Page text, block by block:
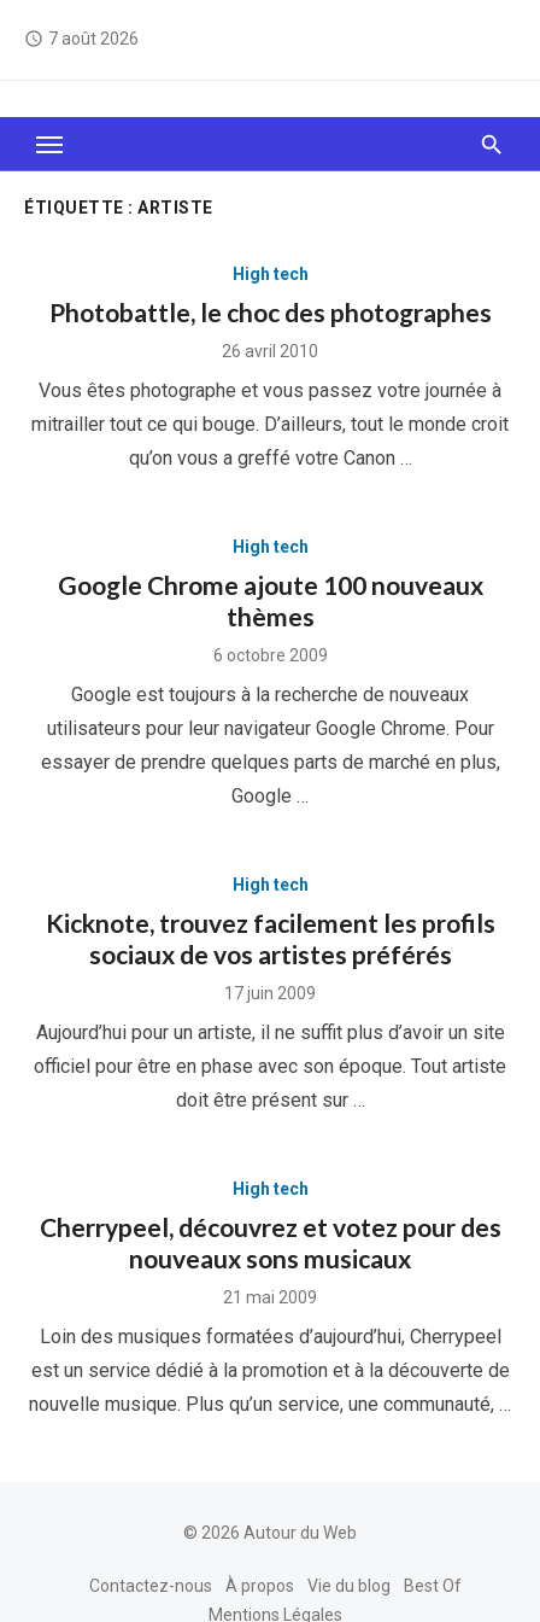
access_time 7 août 2026
Le Web, c'est comme une boîte de chocolats… On
sait jamais sur quoi on va tomber !
ÉTIQUETTE : ARTISTE
High tech
Photobattle, le choc des photographes
Posted
26 avril 2010
Vous êtes photographe et vous passez votre journée à
mitrailler tout ce qui bouge. D’ailleurs, tout le monde croit
qu’on vous a greffé votre Canon …
High tech
Google Chrome ajoute 100 nouveaux
thèmes
Posted
6 octobre 2009
Google est toujours à la recherche de nouveaux
utilisateurs pour leur navigateur Google Chrome. Pour
essayer de prendre quelques parts de marché en plus,
Google …
High tech
Kicknote, trouvez facilement les profils
sociaux de vos artistes préférés
Posted
17 juin 2009
Aujourd’hui pour un artiste, il ne suffit plus d’avoir un site
officiel pour être en phase avec son époque. Tout artiste
doit être présent sur …
High tech
Cherrypeel, découvrez et votez pour des
nouveaux sons musicaux
Posted
21 mai 2009
Loin des musiques formatées d’aujourd’hui, Cherrypeel
est un service dédié à la promotion et à la découverte de
nouvelle musique. Plus qu’un service, une communauté, …
© 2026 Autour du Web
Contactez-nous À propos Vie du blog
Best Of
Mentions Légales